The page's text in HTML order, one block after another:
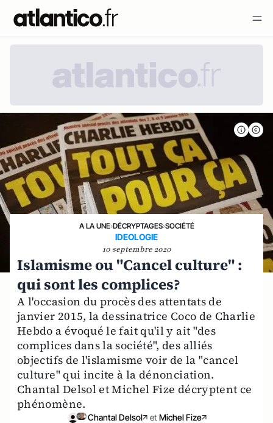
A LA UNE›DÉCRYPTAGES›SOCIÉTÉ
IDEOLOGIE
10 septembre 2020
Islamisme ou "Cancel culture" :
qui sont les complices?
A l'occasion du procès des attentats de
janvier 2015, la dessinatrice Coco de Charlie
Hebdo a évoqué le fait qu'il y ait "des
complices dans la société", des alliés
objectifs de l'islamisme voir de la "cancel
culture" qui incite à la dénonciation.
Chantal Delsol et Michel Fize décryptent ce
phénomène.
Chantal Delsol et Michel Fize